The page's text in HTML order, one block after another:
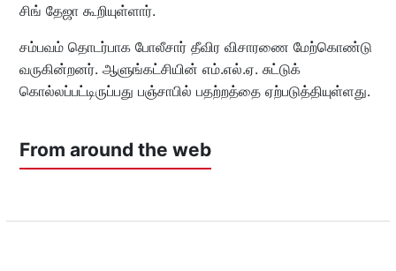
சிங் தேஜா கூறியுள்ளார்.
சம்பவம் தொடர்பாக போலீசார் தீவிர விசாரணை மேற்கொண்டு
வருகின்றனர். ஆளுங்கட்சியின் எம்.எல்.ஏ. சுட்டுக்
கொல்லப்பட்டிருப்பது பஞ்சாபில் பதற்றத்தை ஏற்படுத்தியுள்ளது.
From around the web